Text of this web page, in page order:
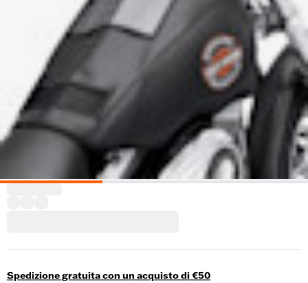
Spedizione gratuita con un acquisto di €50